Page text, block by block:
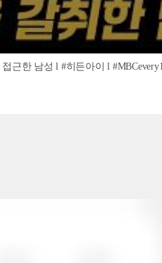
근한 남성 l #히든아이 l